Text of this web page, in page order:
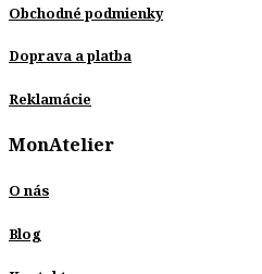
Obchodné podmienky
Doprava a platba
Reklamácie
MonAtelier
O nás
Blog